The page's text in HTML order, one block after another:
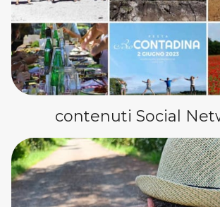
contenuti Social